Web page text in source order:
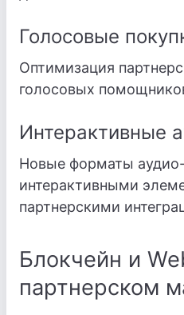
Голосовые
Оптимизация
голосовых
Интерактивные
Новые форматы аудио-
интерактивными
партнерскими
Блокчейн и
партнерском